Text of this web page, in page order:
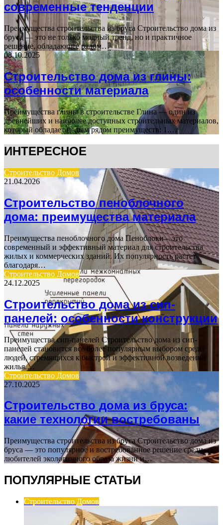
современные тенденции
Преимущества строительства из бруса Строительство дома из
бруса — это не только модный тренд, но и практичное
решение, обладающее рядом…
08.10.2025
Строительство дома из глины:
особенности материала
Преимущества глины в строительстве Глина — один из
древнейших и наиболее доступных строительных материалов,
который обладает целым рядом преимуществ: 1.…
ИНТЕРЕСНОЕ
Строительство Домов
21.04.2026
Строительство пеноблочного
дома: преимущества материала
Преимущества пеноблочного дома Пеноблоки – это
современный и эффективный материал для строительства
жилых и коммерческих зданий. Их популярность растет
благодаря…
Строительство Домов
24.12.2025
Строительство дома из сип-
панелей: особенности конструкции
Преимущества сип-панелей Строительство дома из сип-
панелей становится все более популярным выбором среди
людей, стремящихся к быстрой и эффективной возведении
жилья.…
Строительство Домов
27.10.2025
Строительство дома из бруса:
какие технологии востребованы
Преимущества строительства из бруса Строительство дома из
бруса — это популярное и востребованное решение среди
любителей экологичного образа жизни и…
ПОПУЛЯРНЫЕ СТАТЬИ
Строительство Домов